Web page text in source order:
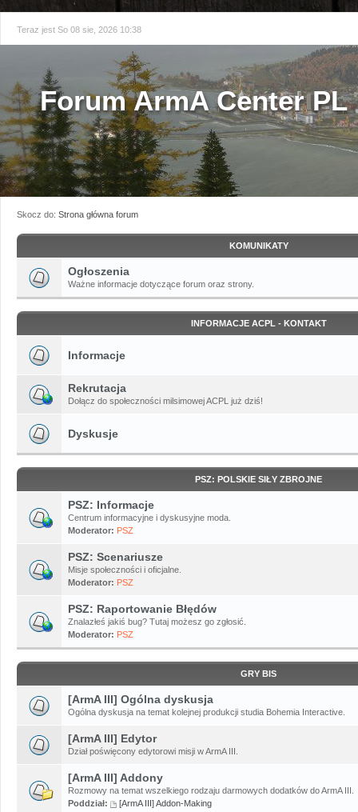
Teraz jest So 08 sie, 2026 10:38
Forum ArmA Center PL
Skocz do: Strona główna forum
KOMUNIKATY
Ogłoszenia
Ważne informacje dotyczące forum oraz strony.
INFORMACJE ACPL - KONTAKT
Informacje
Rekrutacja
Dołącz do społeczności milsimowej ACPL już dziś!
Dyskusje
PSZ: POLSKIE SIŁY ZBROJNE
PSZ: Informacje
Centrum informacyjne i dyskusyjne moda.
Moderator: PSZ
PSZ: Scenariusze
Misje społeczności i oficjalne.
Moderator: PSZ
PSZ: Raportowanie Błędów
Znalazłeś jakiś bug? Tutaj możesz go zgłosić.
Moderator: PSZ
GRY BIS
[ArmA III] Ogólna dyskusja
Ogólna dyskusja na temat kolejnej produkcji studia Bohemia Interactive.
[ArmA III] Edytor
Dział poświęcony edytorowi misji w ArmA III.
[ArmA III] Addony
Rozmowy na temat wszelkiego rodzaju darmowych dodatków do ArmA III.
Poddział:
[ArmA III] Addon-Making